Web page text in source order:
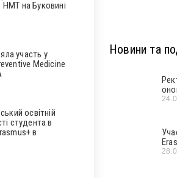
на Буковині
участь у
Medicine
освітній
студента в
в
Новини та